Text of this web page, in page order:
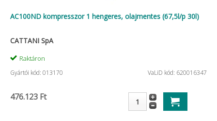
AC100ND kompresszor 1 hengeres, olajmentes (67,5l/p 30l)
CATTANI SpA
Raktáron
Gyártói kód: 013170 VaLiD kód: 620016347
476.123 Ft